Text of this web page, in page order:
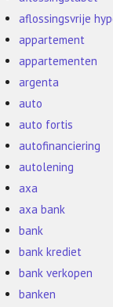
aflossingsvrije
appartement
appartementen
argenta
auto
auto fortis
autofinanciering
autolening
axa
axa bank
bank
bank krediet
bank verkopen
banken